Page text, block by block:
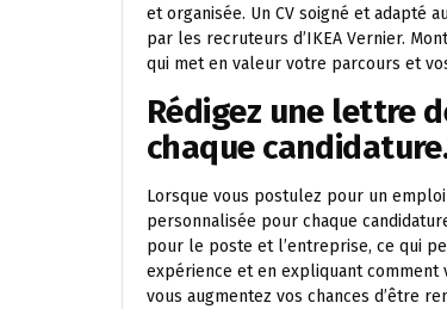
et organisée. Un CV soigné et adapté
par les recruteurs d’IKEA Vernier.
qui met en valeur votre parcours et
Rédigez une lettre
chaque
Lorsque vous postulez pour un
personnalisée pour chaque
pour le poste et l’entreprise, ce qui
expérience et en expliquant comment
vous augmentez vos chances d’être